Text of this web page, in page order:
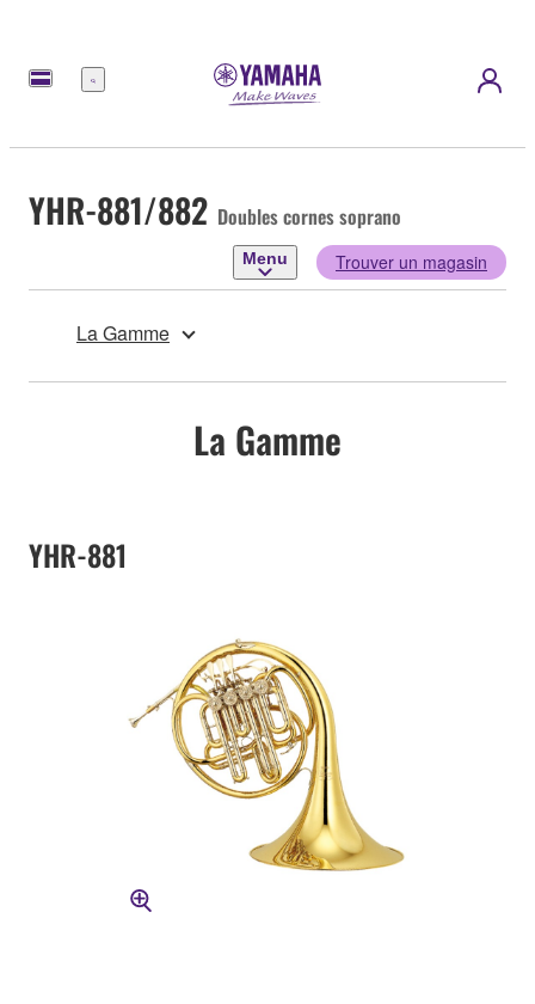
Menu
YHR-881/882 Doubles cornes soprano
Menu Trouver un magasin
La Gamme
La Gamme
YHR-881